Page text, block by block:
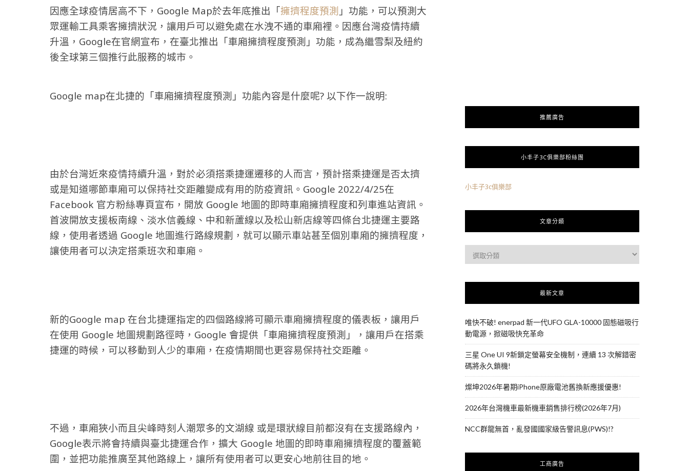
因應全球疫情居高不下，Google Map於去年底推出「擁擠程度預測 」功能，可以預測大
眾運輸工具乘客擁擠狀況，讓用戶可以避免處在水洩不通的車廂裡。因應台灣疫情持續
升溫，Google在官網宣布，在臺北推出「車廂擁擠程度預測」功能，成為繼雪梨及紐約
後全球第三個推行此服務的城市。
Google map在北捷的「車廂擁擠程度預測」功能內容是什麼呢? 以下作一說明:
由於台灣近來疫情持續升溫，對於必須搭乘捷運遷移的人而言，預計搭乘捷運是否太擠
或是知道哪節車廂可以保持社交距離變成有用的防疫資訊。Google 2022/4/25在
Facebook 官方粉絲專頁宣布，開放 Google 地圖的即時車廂擁擠程度和列車進站資訊。
首波開放支援板南線、淡水信義線、中和新蘆線以及松山新店線等四條台北捷運主要路
線，使用者透過 Google 地圖進行路線規劃，就可以顯示車站甚至個別車廂的擁擠程度，
讓使用者可以決定搭乘班次和車廂。
新的Google map 在台北捷運指定的四個路線將可顯示車廂擁擠程度的儀表板，讓用戶
在使用 Google 地圖規劃路徑時，Google 會提供「車廂擁擠程度預測」，讓用戶在搭乘
捷運的時候，可以移動到人少的車廂，在疫情期間也更容易保持社交距離。
不過，車廂狹小而且尖峰時刻人潮眾多的文湖線 或是環狀線目前都沒有在支援路線內，
Google表示將會持續與臺北捷運合作，擴大 Google 地圖的即時車廂擁擠程度的覆蓋範
圍，並把功能推廣至其他路線上，讓所有使用者可以更安心地前往目的地。
推薦廣告
小丰子3C俱樂部粉絲團
小丰子3c俱樂部
文章分類
最新文章
唯快不破! enerpad 新一代UFO GLA-10000 固態磁吸行
動電源，掀磁吸快充革命
三星 One UI 9新鎖定螢幕安全機制，連續 13 次解錯密
碼將永久鎖機!
燦坤2026年暑期iPhone原廠電池舊換新應援優惠!
2026年台灣機車最新機車銷售排行榜(2026年7月)
NCC群龍無首，亂發國國家級告警訊息(PWS)!?
工商廣告